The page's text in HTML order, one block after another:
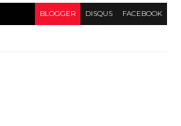
BLOGGER DISQUS FACEBOOK